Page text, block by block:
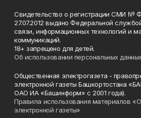
Свидетельство о регистрации СМИ №
27.07.2012 выдано Федеральной
связи, информационных технологий и
коммуникаций.
18+ запрещено для детей.
Об использовании персональных
Общественная электрогазета -
электронной газеты Башкортостана
ОАО ИА «Башинформ» с 2001 года).
Правила использования материалов
электронной газеты»